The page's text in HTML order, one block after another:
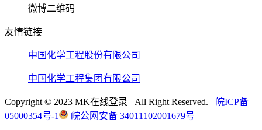
微博二维码
友情链接
中国化学工程股份有限公司
中国化学工程集团有限公司
Copyright © 2023 MK在线登录 All Right Reserved. 皖ICP备
05000354号-1
皖公网安备 34011102001679号